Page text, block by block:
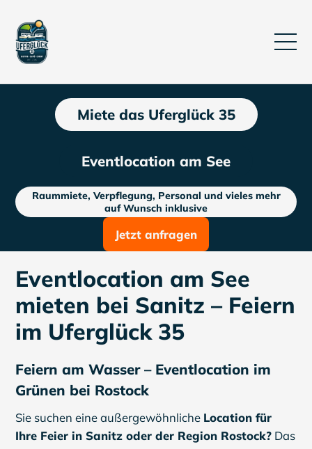
Miete das Uferglück 35
Eventlocation am See
Raummiete, Verpflegung, Personal und vieles mehr
auf Wunsch inklusive
Jetzt anfragen
Eventlocation am See
mieten bei Sanitz – Feiern
im Uferglück 35
Feiern am Wasser – Eventlocation im
Grünen bei Rostock
Sie suchen eine außergewöhnliche Location für
Ihre Feier in Sanitz oder der Region Rostock? Das